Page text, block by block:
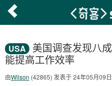
USA
美国调查发现八
能提高工作效率
由Wilson (42865) 发表于 24年05月09